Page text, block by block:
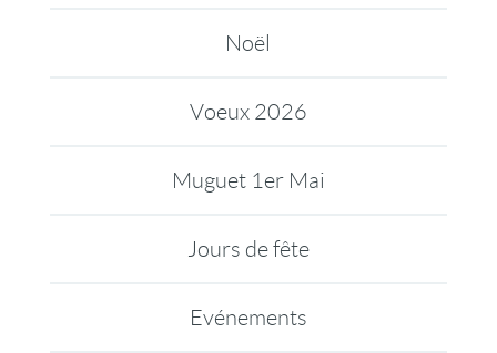
Noël
Voeux 2026
Muguet 1er Mai
Jours de fête
Evénements